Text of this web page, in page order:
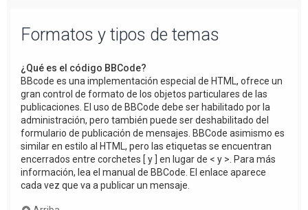
Formatos y tipos de temas
¿Qué es el código BBCode?
BBcode es una implementación especial de HTML, ofrece un
gran control de formato de los objetos particulares de las
publicaciones. El uso de BBCode debe ser habilitado por la
administración, pero también puede ser deshabilitado del
formulario de publicación de mensajes. BBCode asimismo es
similar en estilo al HTML, pero las etiquetas se encuentran
encerrados entre corchetes [ y ] en lugar de < y >. Para más
información, lea el manual de BBCode. El enlace aparece
cada vez que va a publicar un mensaje.